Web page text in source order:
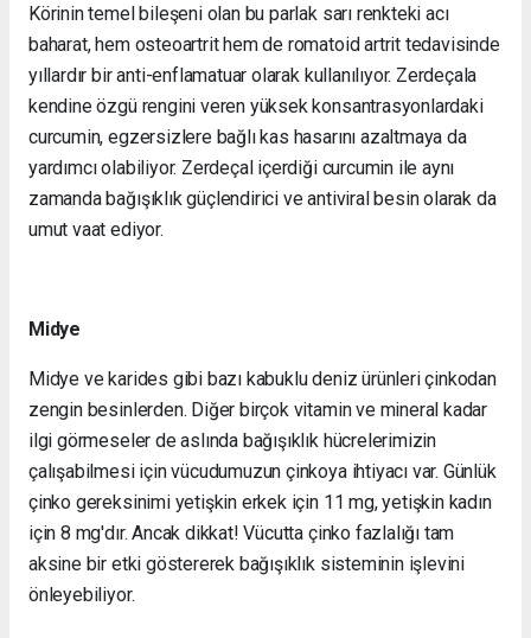
Körinin temel bileşeni olan bu parlak sarı renkteki acı
baharat, hem osteoartrit hem de romatoid artrit tedavisinde
yıllardır bir anti-enflamatuar olarak kullanılıyor. Zerdeçala
kendine özgü rengini veren yüksek konsantrasyonlardaki
curcumin, egzersizlere bağlı kas hasarını azaltmaya da
yardımcı olabiliyor. Zerdeçal içerdiği curcumin ile aynı
zamanda bağışıklık güçlendirici ve antiviral besin olarak da
umut vaat ediyor.
Midye
Midye ve karides gibi bazı kabuklu deniz ürünleri çinkodan
zengin besinlerden. Diğer birçok vitamin ve mineral kadar
ilgi görmeseler de aslında bağışıklık hücrelerimizin
çalışabilmesi için vücudumuzun çinkoya ihtiyacı var. Günlük
çinko gereksinimi yetişkin erkek için 11 mg, yetişkin kadın
için 8 mg'dır. Ancak dikkat! Vücutta çinko fazlalığı tam
aksine bir etki göstererek bağışıklık sisteminin işlevini
önleyebiliyor.